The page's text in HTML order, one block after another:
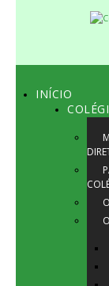
INÍCIO